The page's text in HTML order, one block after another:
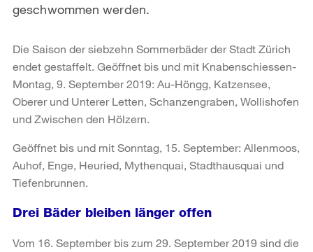
geschwommen werden.
Die Saison der siebzehn Sommerbäder der Stadt Zürich
endet gestaffelt. Geöffnet bis und mit Knabenschiessen-
Montag, 9. September 2019: Au-Höngg, Katzensee,
Oberer und Unterer Letten, Schanzengraben, Wollishofen
und Zwischen den Hölzern.
Geöffnet bis und mit Sonntag, 15. September: Allenmoos,
Auhof, Enge, Heuried, Mythenquai, Stadthausquai und
Tiefenbrunnen.
Drei Bäder bleiben länger offen
Vom 16. September bis zum 29. September 2019 sind die